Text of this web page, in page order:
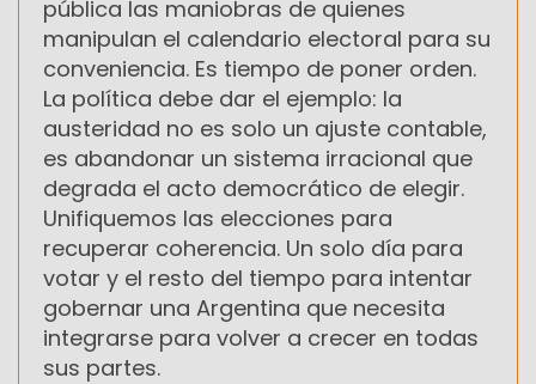
pública las maniobras de quienes
manipulan el calendario electoral para su
conveniencia. Es tiempo de poner orden.
La política debe dar el ejemplo: la
austeridad no es solo un ajuste contable,
es abandonar un sistema irracional que
degrada el acto democrático de elegir.
Unifiquemos las elecciones para
recuperar coherencia. Un solo día para
votar y el resto del tiempo para intentar
gobernar una Argentina que necesita
integrarse para volver a crecer en todas
sus partes.